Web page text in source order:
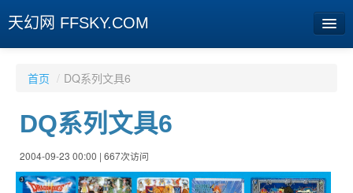
天幻网 FFSKY.COM
首页 / DQ系列文具6
DQ系列文具6
2004-09-23 00:00 | 667次访问